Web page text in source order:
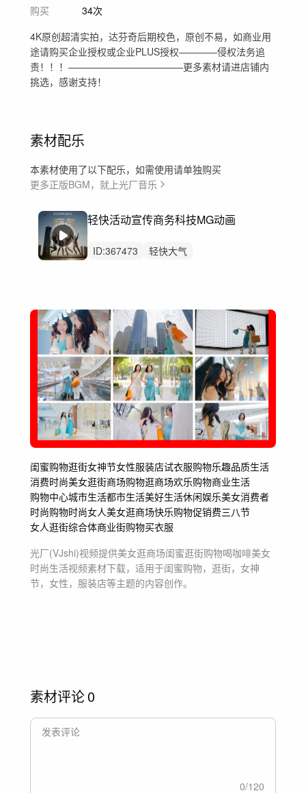
购买
34次
4K原创超清实拍，达芬奇后期校色，原创不易，如商业用
途请购买企业授权或企业PLUS授权————侵权法务追
责！！！————————————更多素材请进店铺内
挑选，感谢支持！
素材配乐
本素材使用了以下配乐，如需使用请单独购买
更多正版BGM，就上光厂音乐
轻快活动宣传商务科技MG动画
ID:367473
轻快大气
旅行春天欢快
高考毕业招生
mg动画博览会
宣传片发布会会议
商业活动花絮快剪
城市旅游
展会开会发展启程
商务商业
闺蜜购物逛街女神节女性服装店试衣服购物乐趣品质生活
消费时尚美女逛街商场购物逛商场欢乐购物商业生活
购物中心城市生活都市生活美好生活休闲娱乐美女消费者
时尚购物时尚女人美女逛商场快乐购物促销费三八节
女人逛街综合体商业街购物买衣服
光厂(VJshi)视频提供美女逛商场闺蜜逛街购物喝咖啡美女
时尚生活视频素材下载，适用于闺蜜购物，逛街，女神
节，女性，服装店等主题的内容创作。
素材评论0
0/120